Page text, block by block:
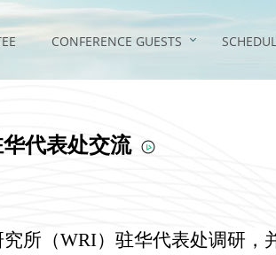
CONFERENCE GUESTS
代表处交流
所（WRI）驻华代表处调研，